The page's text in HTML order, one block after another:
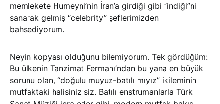
memlekete Humeyni’nin İran’a girdiği gibi “indiği”ni
sanarak gelmiş “celebrity” şeflerimizden
bahsediyorum.
Neyin kopyası olduğunu bilemiyorum. Tek gördüğüm:
Bu ülkenin Tanzimat Fermanı’ndan bu yana en büyük
sorunu olan, “doğulu muyuz-batılı mıyız” ikileminin
mutfaktaki halisiniz siz. Batılı enstrumanlarla Türk